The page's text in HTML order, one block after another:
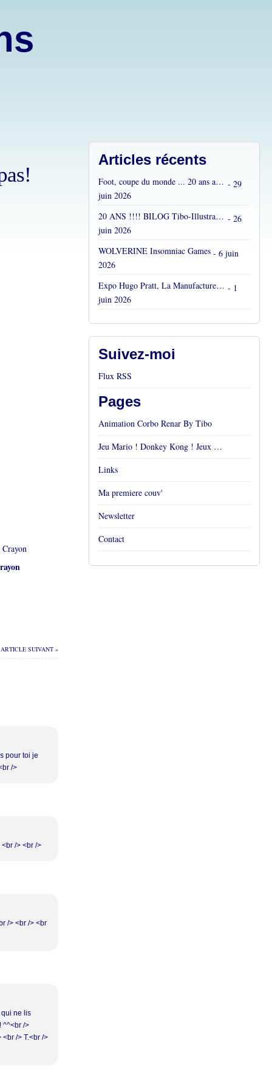
ARTICLE SUIVANT »
pour toi je
/>
/> <br />
/> <br /> <br
qui ne lis
^^<br />
/> T.<br />
Articles récents
Foot, coupe du monde ... 20 ans après... - 29
juin 2026
20 ANS !!!! BILOG Tibo-Illustrations !! C'est fou ! - 26
juin 2026
WOLVERINE Insomniac Games - 6 juin
2026
Expo Hugo Pratt, La Manufacture, Aix en Provence, Mai 2026 - 1
juin 2026
Suivez-moi
Flux RSS
Pages
Animation Corbo Renar By Tibo
Jeu Mario ! Donkey Kong ! Jeux vidéos Rétro !
Links
Ma premiere couv'
Newsletter
Contact